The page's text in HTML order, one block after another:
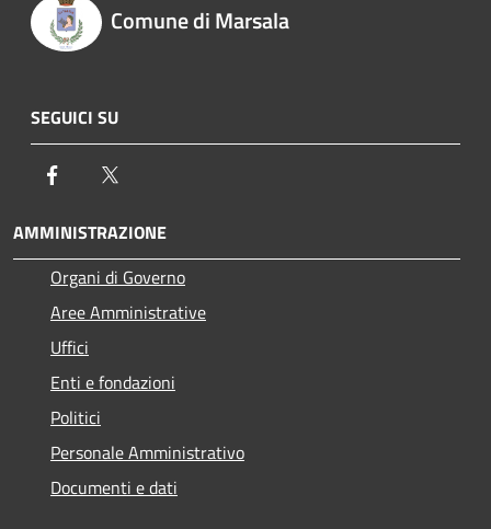
Comune di Marsala
SEGUICI SU
Facebook
AMMINISTRAZIONE
Organi di Governo
Aree Amministrative
Uffici
Enti e fondazioni
Politici
Personale Amministrativo
Documenti e dati